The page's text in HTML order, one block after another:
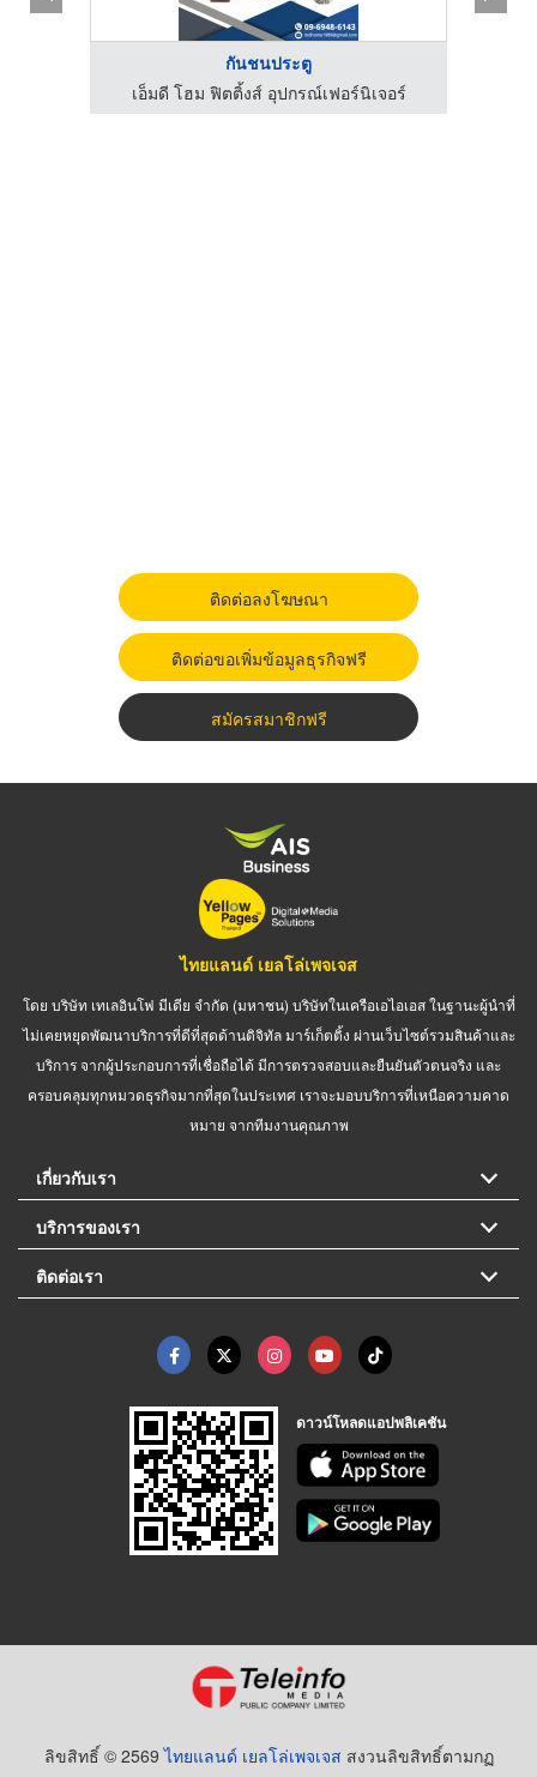
กันชนประตู
เอ็มดี โฮม ฟิตติ้งส์ อุปกรณ์เฟอร์นิเจอร์
ติดต่อลงโฆษณา
ติดต่อขอเพิ่มข้อมูลธุรกิจฟรี
สมัครสมาชิกฟรี
ไทยแลนด์ เยลโล่เพจเจส
โดย บริษัท เทเลอินโฟ มีเดีย จำกัด (มหาชน) บริษัทในเครือเอไอเอส ในฐานะผู้นำที่
ไม่เคยหยุดพัฒนาบริการที่ดีที่สุดด้านดิจิทัล มาร์เก็ตติ้ง ผ่านเว็บไซต์รวมสินค้าและ
บริการ จากผู้ประกอบการที่เชื่อถือได้ มีการตรวจสอบและยืนยันตัวตนจริง และ
ครอบคลุมทุกหมวดธุรกิจมากที่สุดในประเทศ เราจะมอบบริการที่เหนือความคาด
หมาย จากทีมงานคุณภาพ
เกี่ยวกับเรา
บริการของเรา
ติดต่อเรา
ดาวน์โหลดแอปพลิเคชัน
ลิขสิทธิ์ © 2569ไทยแลนด์ เยลโล่เพจเจส สงวนลิขสิทธิ์ตามกฏ